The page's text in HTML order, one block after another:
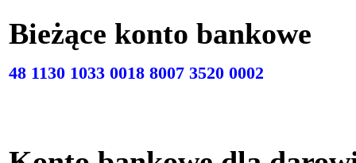
Bieżące konto
48 1130 1033 0018 8007 3520 0002